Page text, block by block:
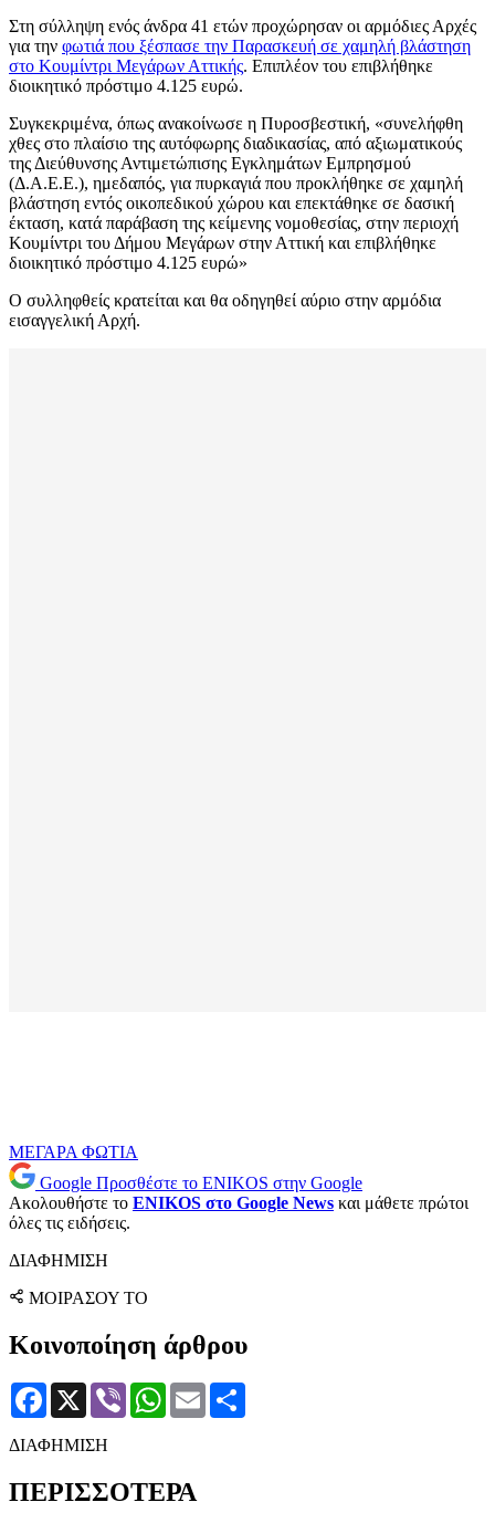
Στη σύλληψη ενός άνδρα 41 ετών προχώρησαν οι αρμόδιες Αρχές
για την φωτιά που ξέσπασε την Παρασκευή σε χαμηλή βλάστηση
στο Κουμίντρι Μεγάρων Αττικής. Επιπλέον του επιβλήθηκε
διοικητικό πρόστιμο 4.125 ευρώ.
Συγκεκριμένα, όπως ανακοίνωσε η Πυροσβεστική, «συνελήφθη
χθες στο πλαίσιο της αυτόφωρης διαδικασίας, από αξιωματικούς
της Διεύθυνσης Αντιμετώπισης Εγκλημάτων Εμπρησμού
(Δ.Α.Ε.Ε.), ημεδαπός, για πυρκαγιά που προκλήθηκε σε χαμηλή
βλάστηση εντός οικοπεδικού χώρου και επεκτάθηκε σε δασική
έκταση, κατά παράβαση της κείμενης νομοθεσίας, στην περιοχή
Κουμίντρι του Δήμου Μεγάρων στην Αττική και επιβλήθηκε
διοικητικό πρόστιμο 4.125 ευρώ»
Ο συλληφθείς κρατείται και θα οδηγηθεί αύριο στην αρμόδια
εισαγγελική Αρχή.
ΜΕΓΑΡΑ ΦΩΤΙΑ
Google Προσθέστε το ENIKOS στην Google
Ακολουθήστε το ENIKOS στο Google News και μάθετε πρώτοι
όλες τις ειδήσεις.
ΔΙΑΦΗΜΙΣΗ
ΜΟΙΡΑΣΟΥ ΤΟ
Κοινοποίηση άρθρου
Facebook
X Viber WhatsApp
Email
ΔΙΑΦΗΜΙΣΗ
ΠΕΡΙΣΣΟΤΕΡΑ